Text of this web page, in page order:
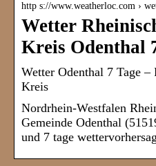
http s://www.weatherloc.com ›
Wetter
Kreis Odenthal
Wetter Odenthal 7 Tage
Kreis
Nordrhein-Westfalen
Gemeinde Odenthal
und 7 tage